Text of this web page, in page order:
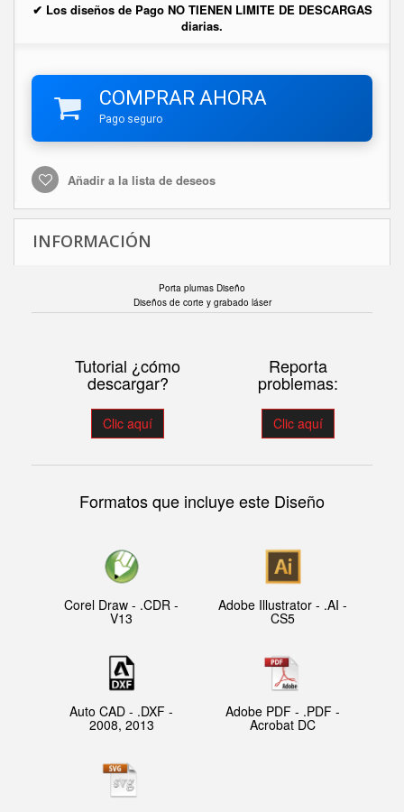
✔ Los diseños de Pago NO TIENEN LIMITE DE DESCARGAS
diarias.
COMPRAR AHORA
Pago seguro
Añadir a la lista de deseos
INFORMACIÓN
Porta plumas Diseño
Diseños de corte y grabado láser
Tutorial ¿cómo
descargar?
Clic aquí
Reporta
problemas:
Clic aquí
Formatos que incluye este Diseño
Corel Draw - .CDR -
V13
Adobe Illustrator - .AI -
CS5
Auto CAD - .DXF -
2008, 2013
Adobe PDF - .PDF -
Acrobat DC